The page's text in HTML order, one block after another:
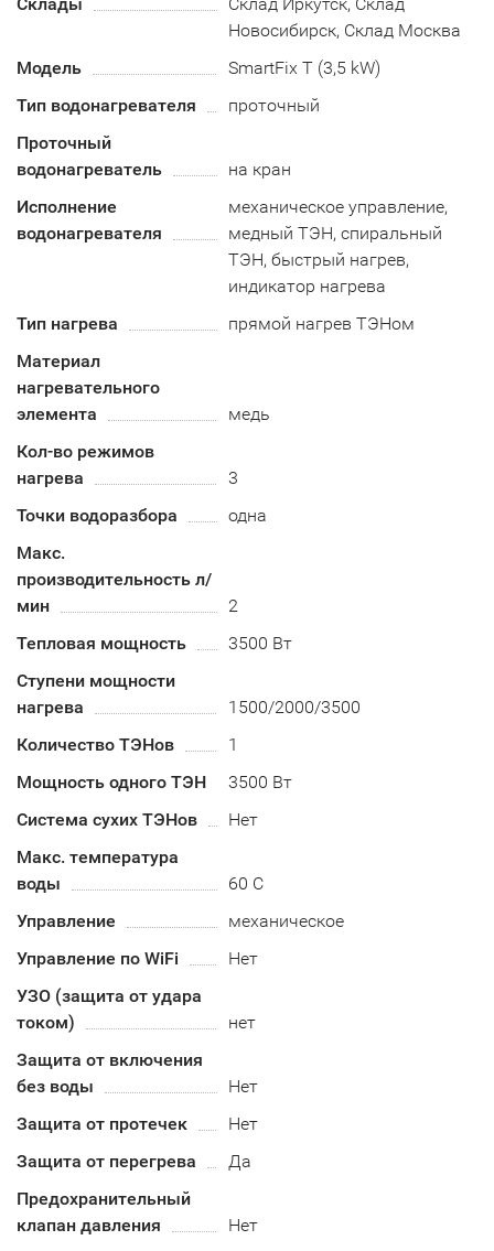
Новосибирск, Склад Москва
Модель
SmartFix T (3,5 kW)
Тип водонагревателя
проточный
Проточный
водонагреватель
на кран
Исполнение
водонагревателя
механическое управление,
медный ТЭН, спиральный
ТЭН, быстрый нагрев,
индикатор нагрева
Тип нагрева
прямой нагрев ТЭНом
Материал
нагревательного
элемента
медь
Кол-во режимов
нагрева
3
Точки водоразбора
одна
Макс.
производительность л/
мин
2
Тепловая мощность
3500 Вт
Ступени мощности
нагрева
1500/2000/3500
Количество ТЭНов
1
Мощность одного ТЭН
3500 Вт
Система сухих ТЭНов
Нет
Макс. температура
воды
60 С
Управление
механическое
Управление по WiFi
Нет
УЗО (защита от удара
током)
нет
Защита от включения
без воды
Нет
Защита от протечек
Нет
Защита от перегрева
Да
Предохранительный
клапан давления
Нет